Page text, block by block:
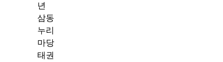
년
삼동
누리
마당
태권